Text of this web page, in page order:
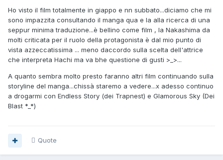
Ho visto il film totalmente in giappo e nn subbato...diciamo che mi
sono impazzita consultando il manga qua e la alla ricerca di una
seppur minima traduzione...è bellino come film , la Nakashima da
molti criticata per il ruolo della protagonista è dal mio punto di
vista azzeccatissima ... meno daccordo sulla scelta dell'attrice
che interpreta Hachi ma va bhe questione di gusti >_>...
A quanto sembra molto presto faranno altri film continuando sulla
storyline del manga...chissà staremo a vedere...x adesso continuo
a drogarmi con Endless Story (dei Trapnest) e Glamorous Sky (Dei
Blast *_*)
Quote